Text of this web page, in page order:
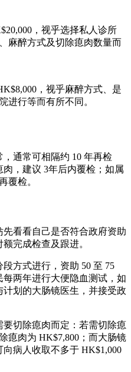
，视乎选择私人诊所
麻醉方式及切除瘜肉数量而
，视乎麻醉方式、是
进行等而有所不同。
通常可相隔约 10 年再检
，建议 3年后内覆检；如属
覆检。
看看自己是否符合政府资助
完成检查及跟进。
方式进行，资助 50 至 75
两年进行大便隐血测试，如
划的大肠镜医生，并接受政
切除瘜肉而定：若需切除瘜
瘜肉为 HK$7,800；而大肠镜
病人收取不多于 HK$1,000